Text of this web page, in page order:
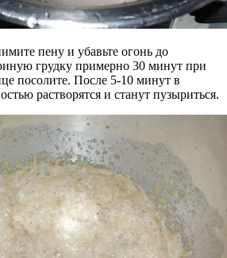
пену и убавьте огонь до
грудку примерно 30 минут при
посолите. После 5-10 минут в
растворятся и станут пузыриться.